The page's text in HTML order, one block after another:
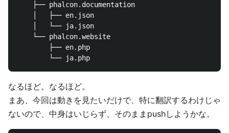
    ├── phalcon.documentation
    │   ├── en.json
    │   └── ja.json
    └── phalcon.website
        ├── en.php
なるほど。なるほど。
まあ、今回は動きを見たいだけで、特に翻訳するわけじゃ
ないので、中身はいじらず、そのままpushしようかな。